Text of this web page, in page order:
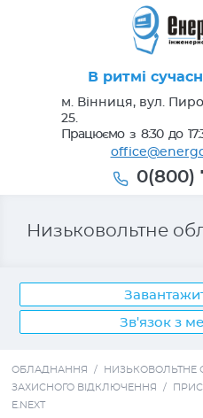
В ритмі
м. Вінниця, вул.
25.
Працюємо з 8:30 до
0(800)
Низьковольтне
Зв'язок з
Лічильники електроенергії
Кабель, провід
ОБЛАДНАННЯ / НИЗЬКОВОЛЬТНЕ
ЗАХИСНОГО ВІДКЛЮЧЕННЯ
/
E.NEXT